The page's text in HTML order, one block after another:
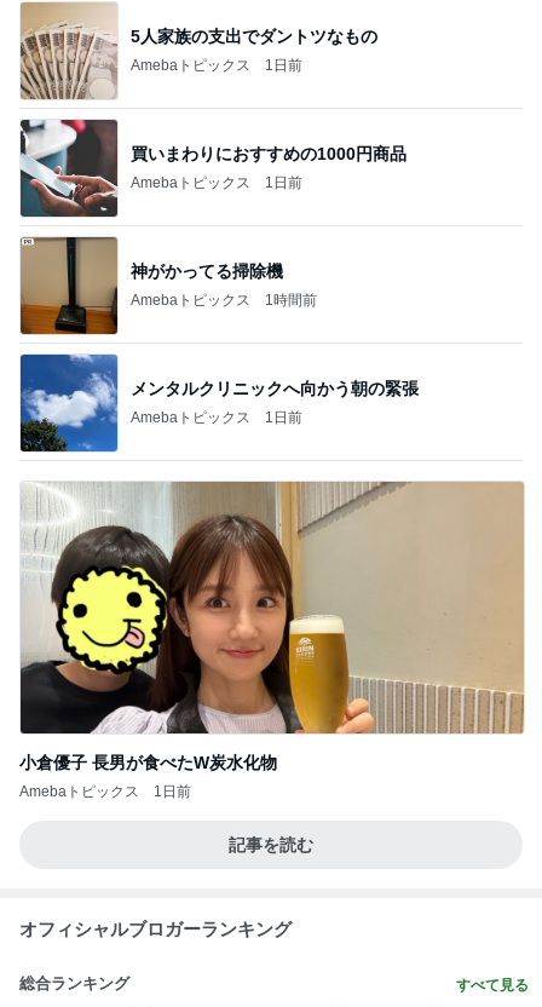
5人家族の支出でダントツなもの
Amebaトピックス 1日前
買いまわりにおすすめの1000円商品
Amebaトピックス 1日前
神がかってる掃除機
Amebaトピックス 1時間前
メンタルクリニックへ向かう朝の緊張
Amebaトピックス 1日前
小倉優子 長男が食べたW炭水化物
Amebaトピックス 1日前
記事を読む
オフィシャルブロガーランキング
総合ランキング すべて見る